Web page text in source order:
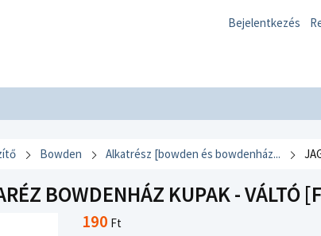
Bejelentkezés
Bowden Alkatrész [bowden és bowdenház...
BOWDENHÁZ KUPAK -
190 Ft